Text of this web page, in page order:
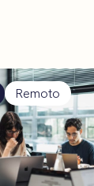
Remoto